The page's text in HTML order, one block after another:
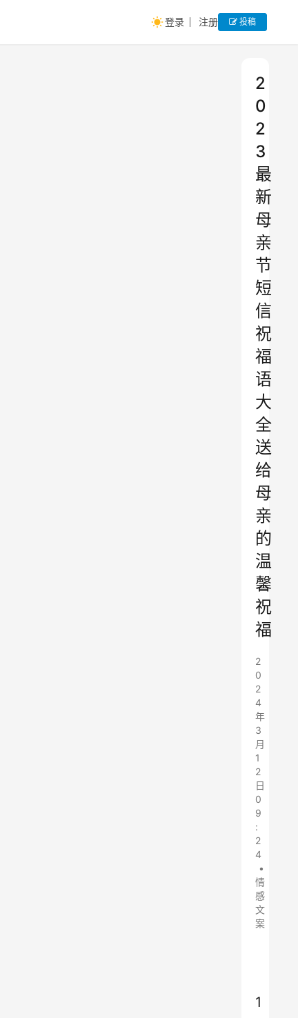
登录 注册 投稿
2
0
2
3
最
新
母
亲
节
短
信
祝
福
语
大
全
送
给
母
亲
的
温
馨
祝
福
2
0
2
4
年
3
月
1
2
日
0
9
:
2
4
•
情
感
文
案
1